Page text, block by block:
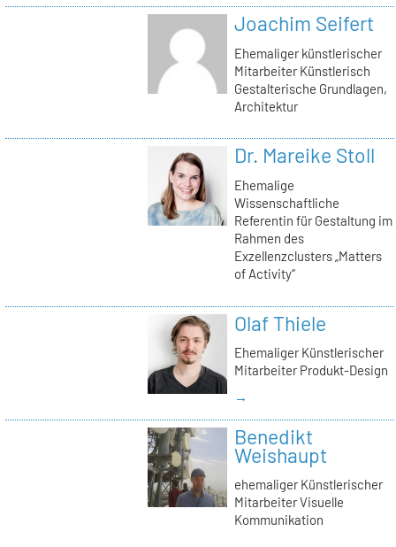
Joachim Seifert
Ehemaliger künstlerischer
Mitarbeiter Künstlerisch
Gestalterische Grundlagen,
Architektur
Dr. Mareike Stoll
Ehemalige
Wissenschaftliche
Referentin für Gestaltung im
Rahmen des
Exzellenzclusters „Matters
of Activity“
Olaf Thiele
Ehemaliger Künstlerischer
Mitarbeiter Produkt-Design
→
Benedikt
Weishaupt
ehemaliger Künstlerischer
Mitarbeiter Visuelle
Kommunikation